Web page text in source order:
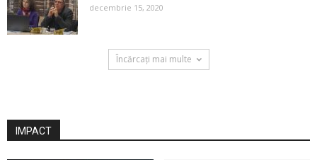
decembrie 15, 2020
Încărcați mai multe
IMPACT